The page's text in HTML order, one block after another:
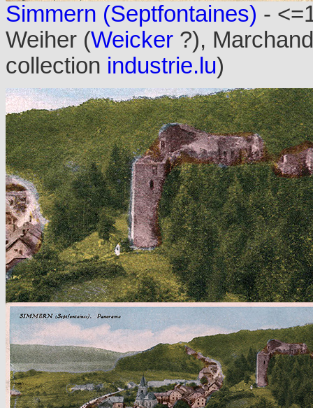
Simmern (Septfontaines) -
Weiher (Weicker ?),
collection industrie.lu)